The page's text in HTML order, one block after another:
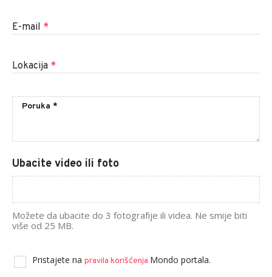
E-mail *
Lokacija *
Ubacite video ili foto
Možete da ubacite do 3 fotografije ili videa. Ne smije biti
više od 25 MB.
Pristajete na pravila korišćenja Mondo portala.